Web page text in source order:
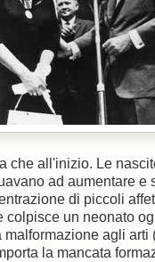
che all'inizio. Le
ad aumentare e
di piccoli
colpisce un neonato
malformazione agli arti
la mancata